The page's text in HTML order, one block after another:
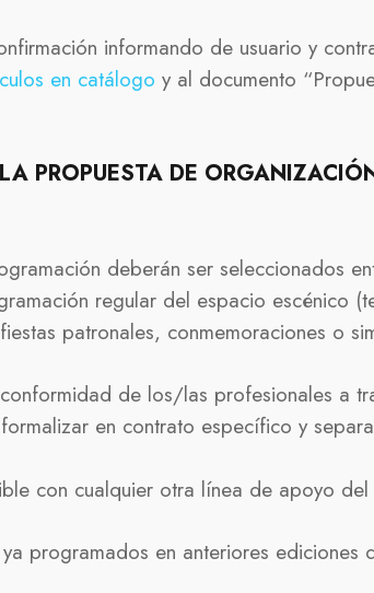
informando de usuario y
en catálogo y al documento
PROPUESTA DE
deberán ser seleccionados
regular del espacio escénico
patronales, conmemoraciones o
de los/las profesionales a
en contrato específico y
con cualquier otra línea de apoyo del
programados en anteriores